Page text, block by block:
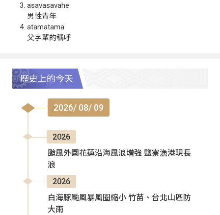
asavasavahe
男性青年
atamatama
父字輩的稱呼
歷史上的今天
2026/ 08/ 09
2026
颱風外圍花蓮沿海風浪增強 鹽寮漁港現長
浪
2026
白海豚颱風暴風圈縮小 竹苗、台北山區防
大雨